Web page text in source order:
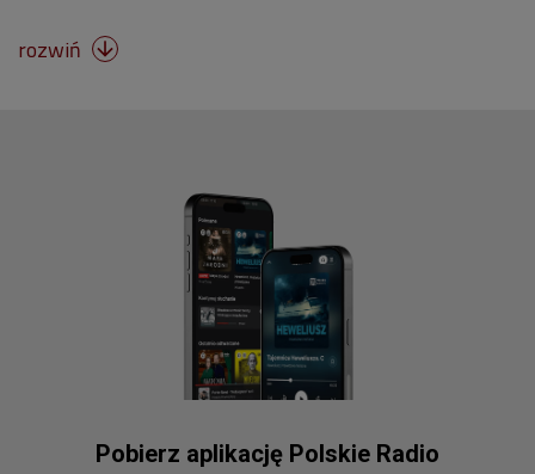
rozwiń 
Pobierz aplikację Polskie Radio